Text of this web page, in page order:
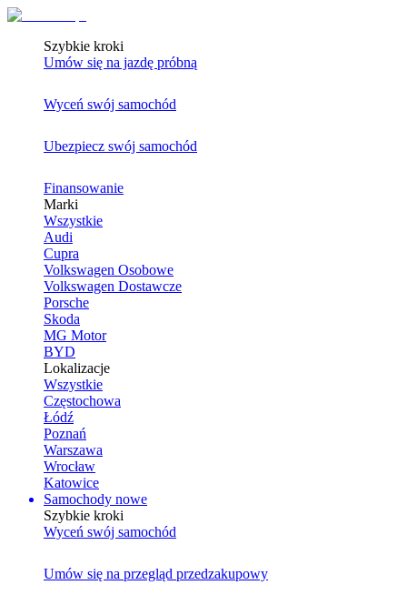
Szybkie kroki
Umów się na jazdę próbną
Wyceń swój samochód
Ubezpiecz swój samochód
Finansowanie
Marki
Wszystkie
Audi
Cupra
Volkswagen Osobowe
Volkswagen Dostawcze
Porsche
Skoda
MG Motor
BYD
Lokalizacje
Wszystkie
Częstochowa
Łódź
Poznań
Warszawa
Wrocław
Katowice
Samochody nowe
Szybkie kroki
Wyceń swój samochód
Umów się na przegląd przedzakupowy